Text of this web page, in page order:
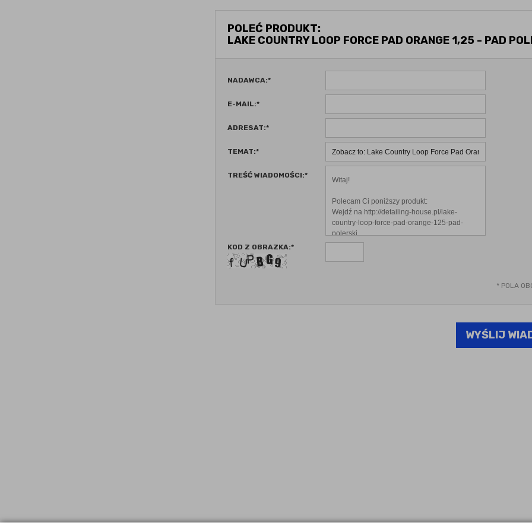
POLEĆ PRODUKT:
LAKE COUNTRY LOOP FORCE PAD ORANGE 1,25 - PAD
NADAWCA:*
E-MAIL:*
ADRESAT:*
TEMAT:*
TREŚĆ WIADOMOŚCI:*
KOD Z OBRAZKA:*
* POLA
WYŚLIJ